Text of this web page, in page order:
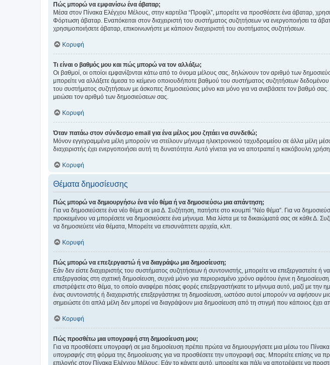
Πώς μπορώ να εμφανίσω ένα άβαταρ;
Μέσα στον Πίνακα Ελέγχου Μέλους, στην καρτέλα “Προφίλ”, μπορείτε να προσθέσετε ένα άβαταρ,
Φόρτωση άβαταρ. Εναπόκειται στον διαχειριστή του συστήματος συζητήσεων να ενεργοποιήσει τα
χρησιμοποιήσετε άβαταρ, επικοινωνήστε με κάποιον διαχειριστή του συστήματος συζητήσεων.
Κορυφή
Τι είναι ο βαθμός μου και πώς μπορώ να τον αλλάξω;
Οι βαθμοί, οι οποίοι εμφανίζονται κάτω από το όνομα μέλους σας, δηλώνουν τον αριθμό των
μπορείτε να αλλάξετε άμεσα το κείμενο οποιουδήποτε βαθμού του συστήματος συζητήσεων
του συστήματος συζητήσεων με άσκοπες δημοσιεύσεις μόνο και μόνο για να ανεβάσετε τον βαθμό
μειώσει τον αριθμό των δημοσιεύσεων σας.
Κορυφή
Όταν πατάω στον σύνδεσμο email για ένα μέλος μου ζητάει να συνδεθώ;
Μόνον εγγεγραμμένα μέλη μπορούν να στείλουν μήνυμα ηλεκτρονικού ταχυδρομείου σε άλλα μέλη
διαχειριστής έχει ενεργοποιήσει αυτή τη δυνατότητα. Αυτό γίνεται για να αποτραπεί η κακόβουλη
Κορυφή
Θέματα δημοσίευσης
Πώς μπορώ να δημιουργήσω ένα νέο θέμα ή να δημοσιεύσω μια απάντηση;
Για να δημοσιεύσετε ένα νέο θέμα σε μια Δ. Συζήτηση, πατήστε στο κουμπί “Νέο θέμα”. Για να
προκειμένου να μπορέσετε να δημοσιεύσετε ένα μήνυμα. Μια λίστα με τα δικαιώματά σας σε κάθε Δ.
να δημοσιεύετε νέα θέματα, Μπορείτε να επισυνάπτετε αρχεία, κλπ.
Κορυφή
Πώς μπορώ να επεξεργαστώ ή να διαγράψω μια δημοσίευση;
Εάν δεν είστε διαχειριστής του συστήματος συζητήσεων ή συντονιστής, μπορείτε να
επεξεργασίας στη σχετική δημοσίευση, συχνά μόνο για περιορισμένο χρόνο αφότου έγινε η
επιστρέψετε στο θέμα, το οποίο αναφέρει πόσες φορές επεξεργαστήκατε το μήνυμα αυτό, μαζί με την
ένας συντονιστής ή διαχειριστής επεξεργάστηκε τη δημοσίευση, ωστόσο αυτοί μπορούν να αφήσουν
σημειώστε ότι απλά μέλη δεν μπορεί να διαγράψουν μια δημοσίευση από τη στιγμή που κάποιος έχει
Κορυφή
Πώς προσθέτω μια υπογραφή στη δημοσίευση μου;
Για να προσθέσετε υπογραφή σε μια δημοσίευση πρέπει πρώτα να δημιουργήσετε μια μέσω του
υπογραφής στη φόρμα της δημοσίευσης για να προσθέσετε την υπογραφή σας. Μπορείτε επίσης να
επιλογής στον Πίνακα Ελέγχου Μέλους. Εάν το κάνετε αυτό, μπορείτε και πάλι να αποτρέψετε να